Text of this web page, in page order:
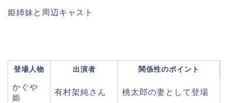
姫姉妹と周辺キャスト
登場人物 出演者 関係性のポイント
かぐや
姫
有村架純さん 桃太郎の妻として登場